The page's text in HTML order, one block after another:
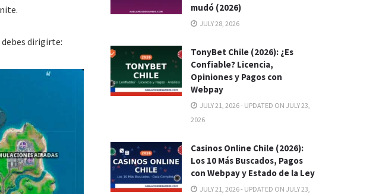
debes dirigirte:
mudó (2026)
JULY 28, 2026
TonyBet Chile (2026): ¿Es
Confiable? Licencia,
Opiniones y Pagos con
Webpay
JULY 21, 2026 - UPDATED ON JULY 23,
2026
Casinos Online Chile (2026):
Los 10 Más Buscados, Pagos
con Webpay y Estado de la Ley
JULY 21, 2026 - UPDATED ON JULY 23,